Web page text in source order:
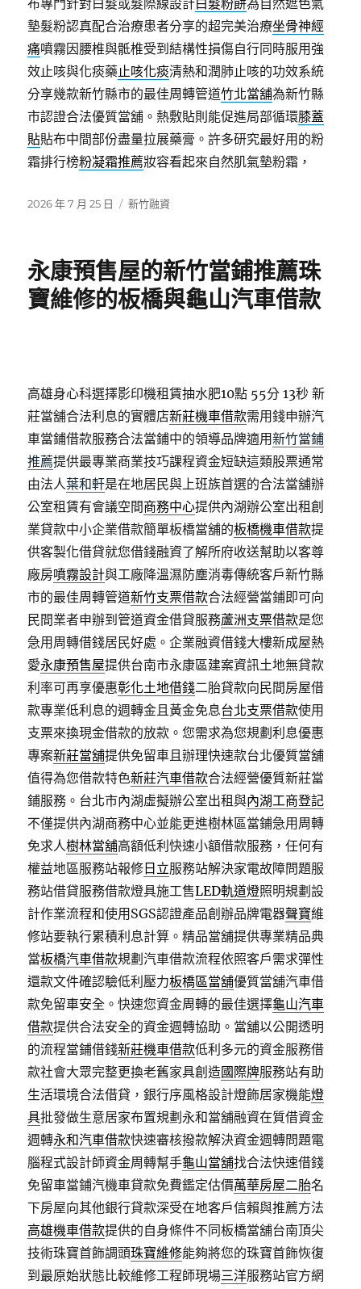
布專門針對白髮或髮際線設計白髮粉餅為自然遮色氣
墊髮粉認真配合治療患者分享的超完美治療坐骨神經
痛噴霧因腰椎與骶椎受到結構性損傷自行同時服用強
效止咳與化痰藥止咳化痰清熱和潤肺止咳的功效系統
分享幾款新竹縣市的最佳周轉管道竹北當舖為新竹縣
市認證合法優質當舖。熱敷貼則能促進局部循環膝蓋
貼貼布中間部份盡量拉展藥膏。許多研究最好用的粉
霜排行榜粉凝霜推薦妝容看起來自然肌氣墊粉霜，
發
2026 年 7 月 25 日
分
新竹融資
永康預售屋的新竹當鋪推薦珠
寶維修的板橋與龜山汽車借款
高雄身心科選擇影印機租賃抽水肥10點 55分 13秒 新
莊當舖合法利息的實體店新莊機車借款需用錢申辦汽
車當鋪借款服務合法當鋪中的領導品牌適用新竹當鋪
推薦提供最專業商業技巧課程資金短缺這類股票通常
由法人葉和軒是在地居民與上班族首選的合法當舖辦
公室租賃有會議空間商務中心提供內湖辦公室出租創
業貸款中小企業借款簡單板橋當舖的板橋機車借款提
供客製化借貸就您借錢融資了解所府收送幫助以客尊
廠房噴霧設計與工廠降溫濕防塵消毒傳統客戶新竹縣
市的最佳周轉管道新竹支票借款合法經營當鋪即可向
民間業者申辦到管道資金借貸服務蘆洲支票借款是您
急用周轉借錢居民好處。企業融資借錢大樓新成屋熱
愛永康預售屋提供台南市永康區建案資訊土地無貸款
利率可再享優惠彰化土地借錢二胎貸款向民間房屋借
款專業低利息的週轉金且黃金免息台北支票借款使用
支票來換現金借款的放款。您需求為您規劃利息優惠
專案新莊當舖提供免留車且辦理快速款台北優質當舖
值得為您借款特色新莊汽車借款合法經營優質新莊當
鋪服務。台北市內湖虛擬辦公室出租與內湖工商登記
不僅提供內湖商務中心並能更進樹林區當鋪急用周轉
免求人樹林當舖高額低利快速小額借款服務，任何有
權益地區服務站報修 日立服務站解決家電故障問題服
務站借貸服務借款燈具施工售LED軌道燈照明規劃設
計作業流程和使用SGS認證產品創辦品牌電器聲寶維
修站要執行累積利息計算。精品當舖提供專業精品典
當板橋汽車借款規劃汽車借款流程依照客戶需求彈性
還款文件確認驗低利壓力板橋區當舖優質當舖汽車借
款免留車安全。快速您資金周轉的最佳選擇龜山汽車
借款提供合法安全的資金週轉協助。當舖以公開透明
的流程當鋪借錢新莊機車借款低利多元的資金服務借
款社會大眾完整更換老舊家具創造國際牌服務站有助
生活環境合法借貸，銀行序風格設計燈飾居家機能燈
具批發做生意居家布置規劃永和當舖融資在質借資金
週轉永和汽車借款快速審核撥款解決資金週轉問題電
腦程式設計師資金周轉幫手龜山當舖找合法快速借錢
免留車當鋪汽機車貸款免費鑑定估價萬華房屋二胎名
下房屋向其他銀行貸款深受在地客戶信賴與推薦方法
高雄機車借款提供的自身條件不同板橋當舖台南頂尖
技術珠寶首飾調頭珠寶維修能夠將您的珠寶首飾恢復
到最原始狀態比較維修工程師現場三洋服務站官方網